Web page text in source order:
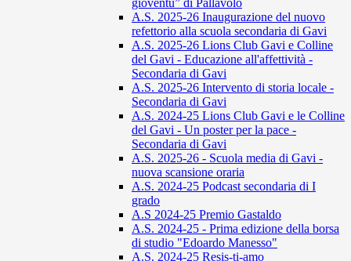
gioventù” di Pallavolo
A.S. 2025-26 Inaugurazione del nuovo
refettorio alla scuola secondaria di Gavi
A.S. 2025-26 Lions Club Gavi e Colline
del Gavi - Educazione all'affettività -
Secondaria di Gavi
A.S. 2025-26 Intervento di storia locale -
Secondaria di Gavi
A.S. 2024-25 Lions Club Gavi e le Colline
del Gavi - Un poster per la pace -
Secondaria di Gavi
A.S. 2025-26 - Scuola media di Gavi -
nuova scansione oraria
A.S. 2024-25 Podcast secondaria di I
grado
A.S 2024-25 Premio Gastaldo
A.S. 2024-25 - Prima edizione della borsa
di studio "Edoardo Manesso"
A.S. 2024-25 Resis-ti-amo